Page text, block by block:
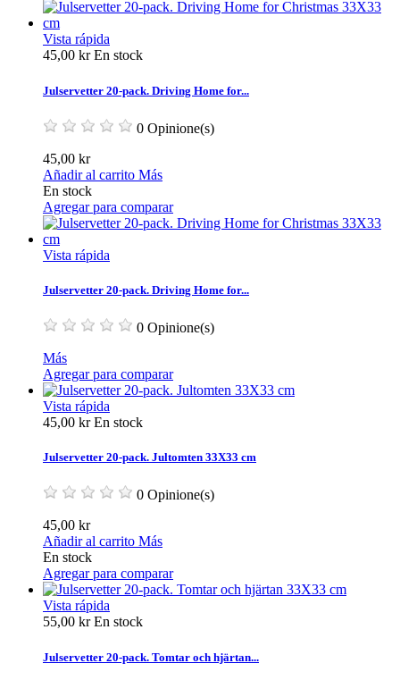
Vista rápida
45,00 krEn stock
Julservetter 20-pack. Driving Home for...
0 Opinione(s)
45,00 kr
Añadir al carrito Más
En stock
Agregar para comparar
Vista rápida
Julservetter 20-pack. Driving Home for...
0 Opinione(s)
Más
Agregar para comparar
Vista rápida
45,00 krEn stock
Julservetter 20-pack. Jultomten 33X33 cm
0 Opinione(s)
45,00 kr
Añadir al carrito Más
En stock
Agregar para comparar
Vista rápida
55,00 krEn stock
Julservetter 20-pack. Tomtar och hjärtan...